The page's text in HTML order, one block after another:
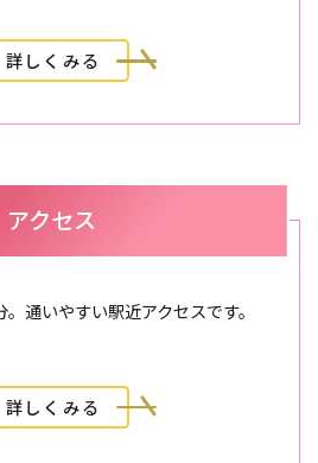
詳しくみる
アクセス
通いやすい駅近アクセスです。
詳しくみる